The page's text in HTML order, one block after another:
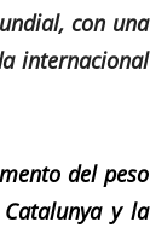
con una
internacional
del peso
y la